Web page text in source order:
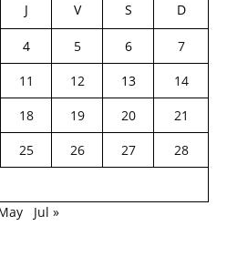
J V S D
4 5 6
7
11 12 13
14
18 19 20
21
25 26 27
28
Jul »